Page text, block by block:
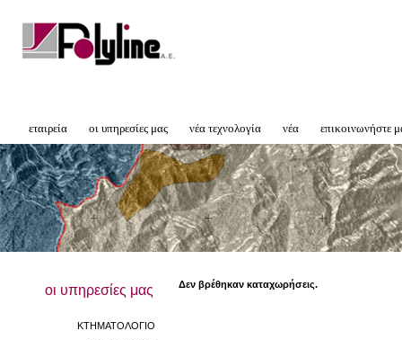
εταιρεία οι υπηρεσίες μας νέα τεχνολογία νέα επικοινωνήστε
οι υπηρεσίες μας
ΚΤΗΜΑΤΟΛΟΓΙΟ
Δεν βρέθηκαν καταχωρήσεις.